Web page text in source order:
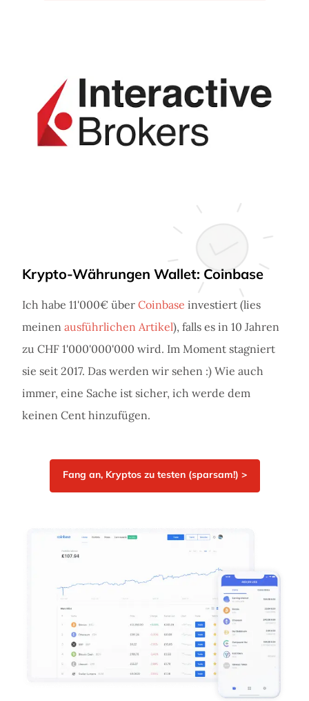
Krypto-Währungen Wallet: Coinbase
Ich habe 11'000€ über Coinbase investiert (lies
meinen ausführlichen Artikel), falls es in 10 Jahren
zu CHF 1'000'000'000 wird. Im Moment stagniert
sie seit 2017. Das werden wir sehen :) Wie auch
immer, eine Sache ist sicher, ich werde dem
keinen Cent hinzufügen.
Fang an, Kryptos zu testen (sparsam!) >